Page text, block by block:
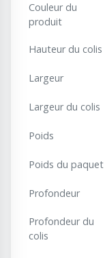
Couleur du
produit
Hauteur du colis
Largeur
Largeur du colis
Poids
Poids du paquet
Profondeur
Profondeur du
colis